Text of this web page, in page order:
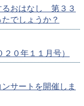
るおはなし 第３３
でしょうか？
０年１１月号）
サートを開催しま